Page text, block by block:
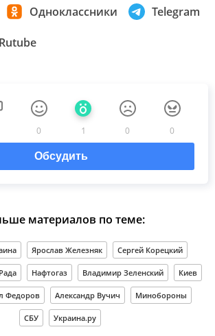
Одноклассники Telegram
Rutube
0 1 0 0
Обсудить
материалов по теме:
Ярослав Железняк Сергей Корецкий
Рада Нафтогаз Владимир Зеленский Киев
Федоров Александр Вучич Минобороны
СБУ Украина.ру